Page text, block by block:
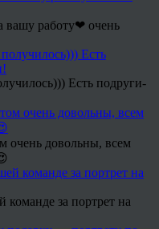
вашу работу❤ очень
Есть подруги-
очень довольны, всем
команде за портрет на